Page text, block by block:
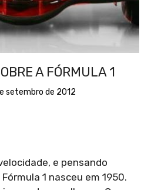
A FÓRMULA 1
setembro de 2012
e pensando
1 nasceu em 1950.